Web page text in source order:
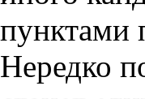
пунктами
Нередко